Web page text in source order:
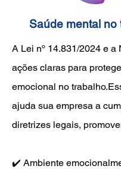
Saúde mental no
A Lei nº 14.831/2024 e a
ações claras para
emocional no
ajuda sua empresa a
diretrizes legais,
✔️ Ambiente